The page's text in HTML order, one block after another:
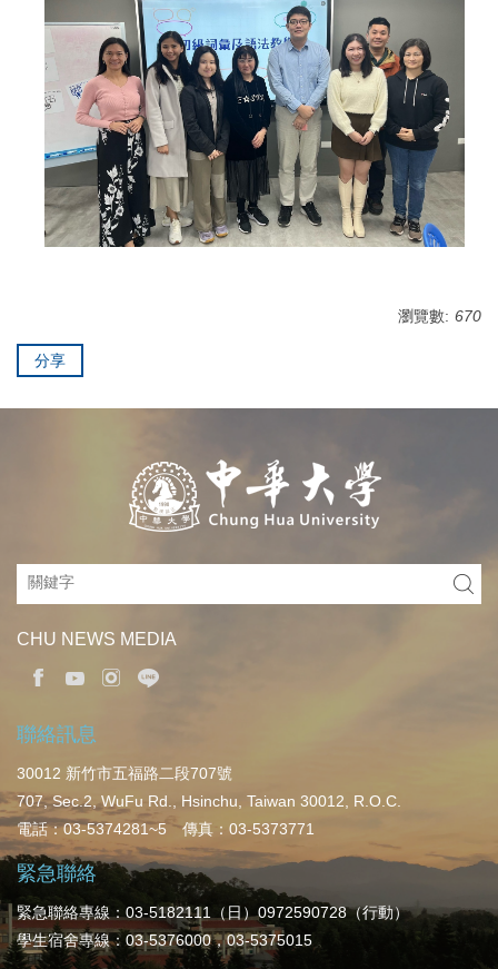
瀏覽數: 670
分享
CHU NEWS MEDIA
聯絡訊息
30012 新竹市五福路二段707號
707, Sec.2, WuFu Rd., Hsinchu, Taiwan 30012, R.O.C.
電話：03-5374281~5 傳真：03-5373771
緊急聯絡
緊急聯絡專線：03-5182111（日）0972590728（行動）
學生宿舍專線：03-5376000，03-5375015